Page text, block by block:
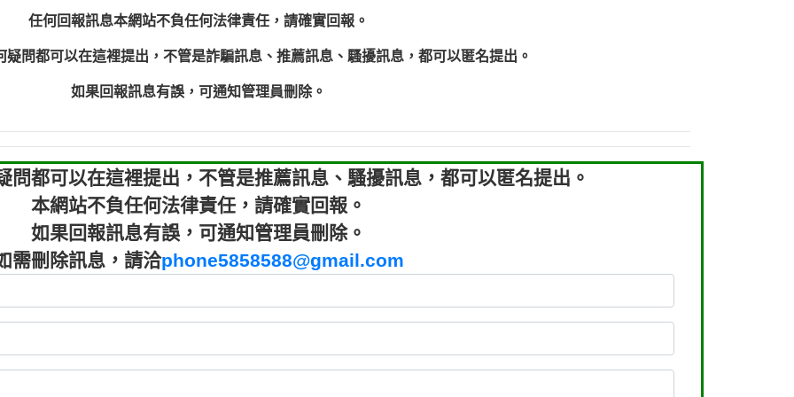
匿名回報】
【匿名回報】
【匿名回報】
匿名回報】
小心【黃俊霖回報】
0910303219：拖欠工程款【匿名回報】
0972131993：裕隆新鑫借貸【匿名回報】
0972131993：裕隆新鑫借貸【匿名回報】
0982084260：汽機車貸款【匿名回報】
0910303219：拖欠工程款，大家要小心【黃俊霖回報】
任何回報訊息本網站不負任何法律責任，請確實回報。
疑問都可以在這裡提出，不管是詐騙訊息、推薦訊息、騷擾訊息，都可以匿名提出。
如果回報訊息有誤，可通知管理員刪除。
問都可以在這裡提出，不管是推薦訊息、騷擾訊息，都可以匿名提出。
本網站不負任何法律責任，請確實回報。
如果回報訊息有誤，可通知管理員刪除。
需刪除訊息，請洽phone5858588@gmail.com